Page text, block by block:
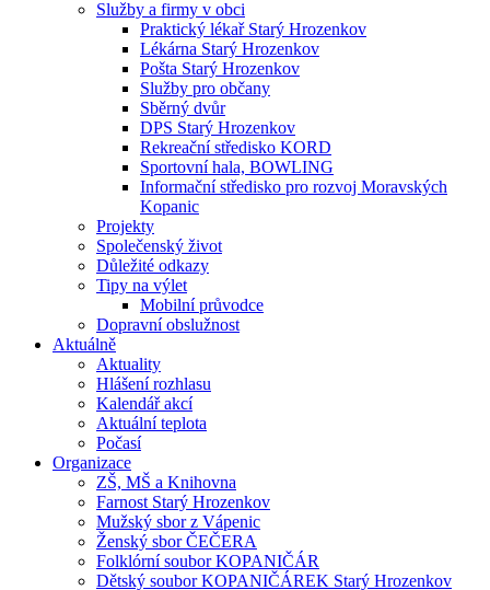
Služby a firmy v obci
Praktický lékař Starý Hrozenkov
Lékárna Starý Hrozenkov
Pošta Starý Hrozenkov
Služby pro občany
Sběrný dvůr
DPS Starý Hrozenkov
Rekreační středisko KORD
Sportovní hala, BOWLING
Informační středisko pro rozvoj Moravských
Kopanic
Projekty
Společenský život
Důležité odkazy
Tipy na výlet
Mobilní průvodce
Dopravní obslužnost
Aktuálně
Aktuality
Hlášení rozhlasu
Kalendář akcí
Aktuální teplota
Počasí
Organizace
ZŠ, MŠ a Knihovna
Farnost Starý Hrozenkov
Mužský sbor z Vápenic
Ženský sbor ČEČERA
Folklórní soubor KOPANIČÁR
Dětský soubor KOPANIČÁREK Starý Hrozenkov